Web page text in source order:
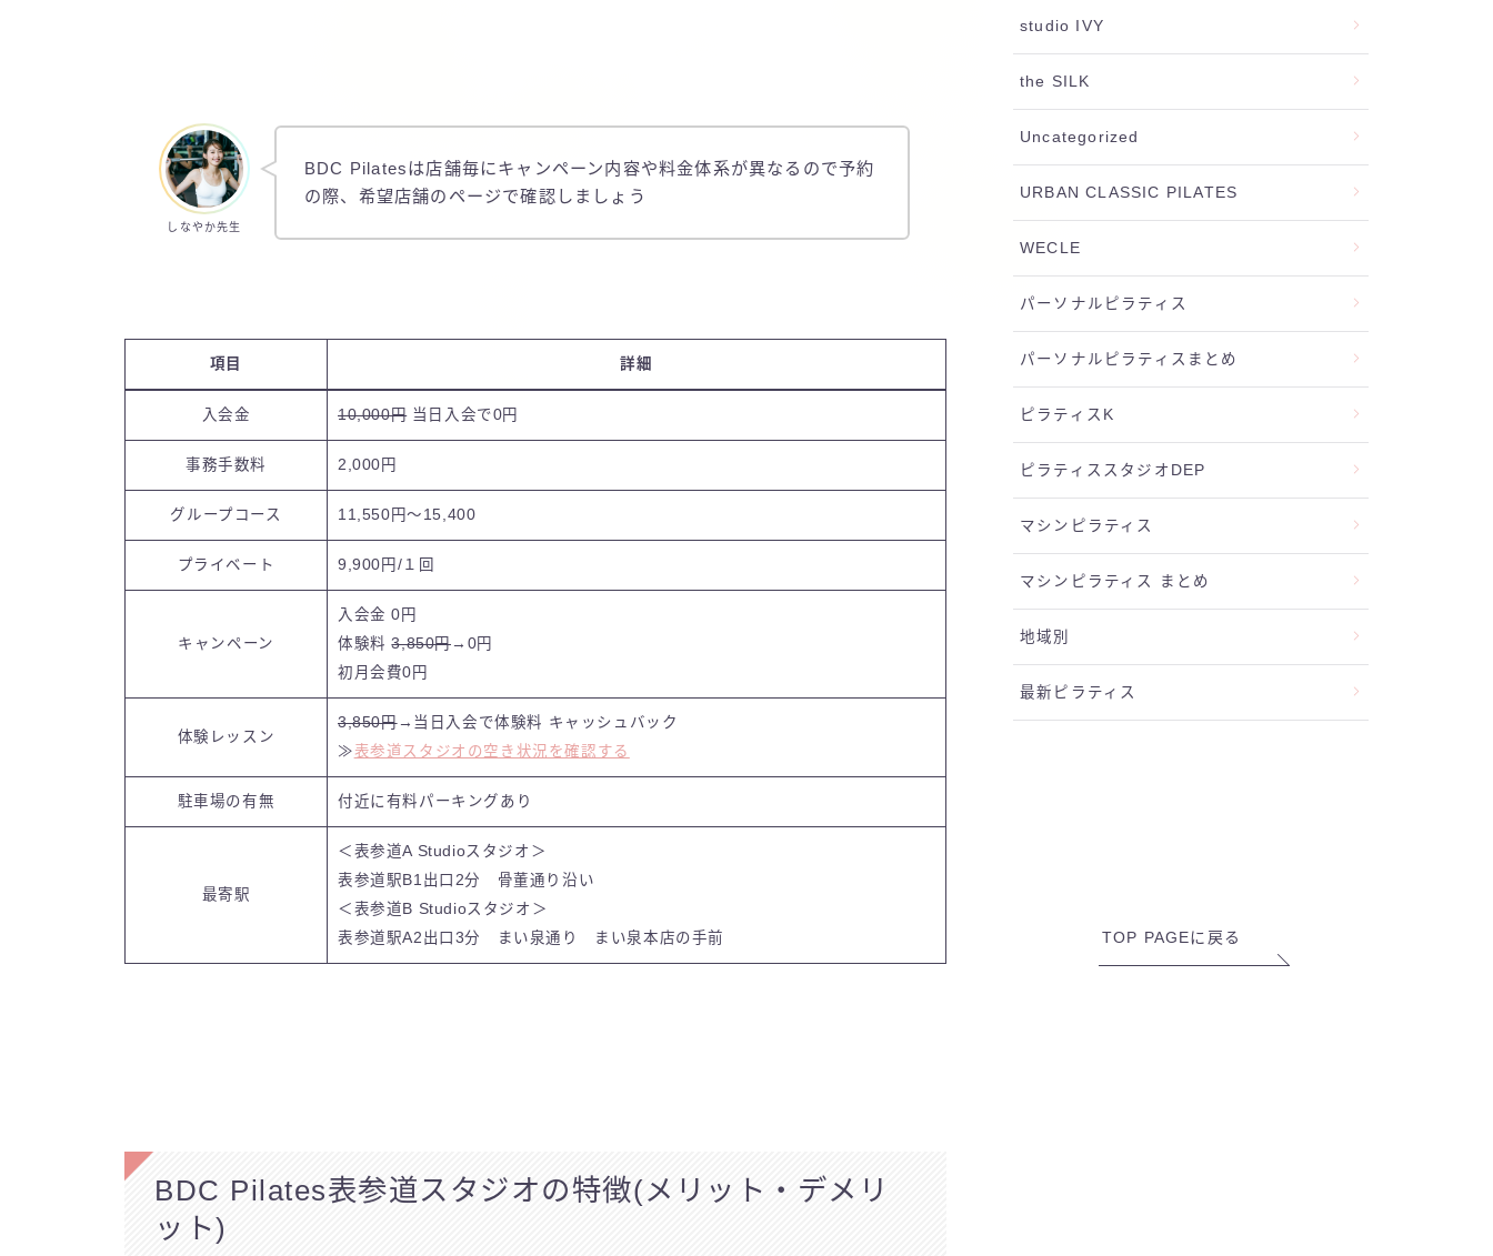
しなやか先生
BDC Pilatesは店舗毎にキャンペーン内容や料金体系が異なるので予約
の際、希望店舗のページで確認しましょう
項目 詳細
入会金 10,000円当日入会で0円
事務手数料 2,000円
グループコース 11,550円〜15,400
プライベート 9,900円/１回
キャンペーン
入会金 0円
体験料3,850円→0円
初月会費0円
体験レッスン
3,850円→ 当日入会で体験料 キャッシュバック
≫ 表参道スタジオの空き状況を確認する
駐車場の有無 付近に有料パーキングあり
最寄駅
＜表参道A Studioスタジオ＞
表参道駅B1出口2分 骨董通り沿い
＜表参道B Studioスタジオ＞
表参道駅A2出口3分 まい泉通り まい泉本店の手前
BDC Pilates表参道スタジオの特徴(メリット・デメリ
ット)
studio IVY
the SILK
Uncategorized
URBAN CLASSIC PILATES
WECLE
パーソナルピラティス
パーソナルピラティスまとめ
ピラティスK
ピラティススタジオDEP
マシンピラティス
マシンピラティス まとめ
地域別
最新ピラティス
TOP PAGEに戻る